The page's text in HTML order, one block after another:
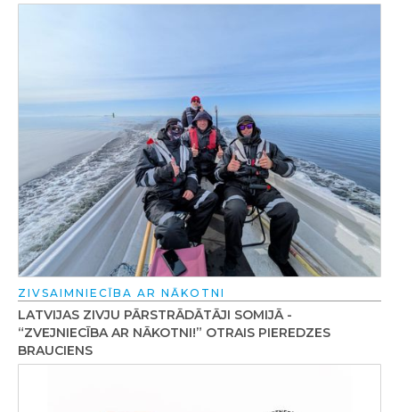
ZIVSAIMNIECĪBA AR NĀKOTNI
LATVIJAS ZIVJU PĀRSTRĀDĀTĀJI SOMIJĀ -
“ZVEJNIECĪBA AR NĀKOTNI!” OTRAIS PIEREDZES
BRAUCIENS